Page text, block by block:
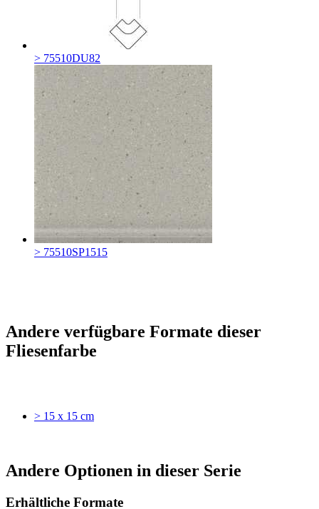
> 75510DU82
> 75510SP1515
Andere verfügbare Formate dieser
Fliesenfarbe
> 15 x 15 cm
Andere Optionen in dieser Serie
Erhältliche Formate